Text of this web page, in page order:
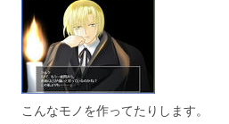
こんなモノを作ってたりします。